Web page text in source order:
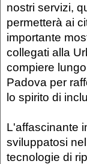
nostri servizi,
permetterà ai
importante
collegati alla
compiere
Padova per
lo spirito di
L'affascinante
sviluppatosi
tecnologie di